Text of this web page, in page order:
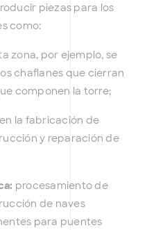
piezas para los
como:
zona, por ejemplo, se
chaflanes que cierran
componen la torre;
en la fabricación de
y reparación de
procesamiento de
de naves
para puentes